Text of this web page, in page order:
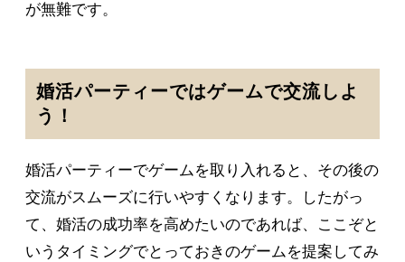
が無難です。
婚活パーティーではゲームで交流しよ
う！
婚活パーティーでゲームを取り入れると、その後の
交流がスムーズに行いやすくなります。したがっ
て、婚活の成功率を高めたいのであれば、ここぞと
いうタイミングでとっておきのゲームを提案してみ